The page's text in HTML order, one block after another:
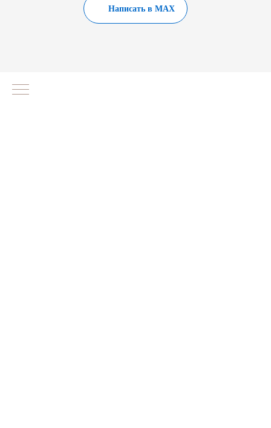
Написать в MAX